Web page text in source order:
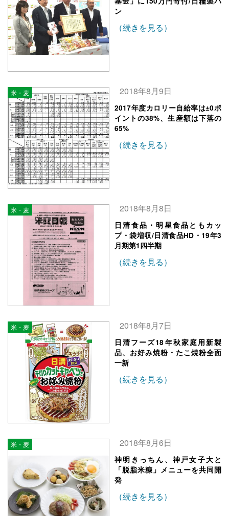
ン
（続きを見る）
米・麦 2018年8月9日
2017年度カロリー自給率は±0ポ
イントの38%、生産額は下落の
65%
（続きを見る）
米・麦 2018年8月8日
日清食品・明星食品ともカッ
プ・袋増収/日清食品HD・19年3
月期第1四半期
（続きを見る）
米・麦 2018年8月7日
日清フーズ18年秋家庭用新製
品、お好み焼粉・たこ焼粉全面
一新
（続きを見る）
米・麦 2018年8月6日
神明きっちん、神戸女子大と
「脱脂米糠」メニューを共同開
発
（続きを見る）